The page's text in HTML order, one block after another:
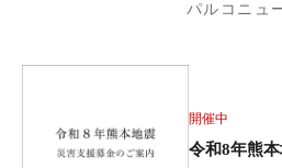
パルコニュ
開催中
令和8年熊